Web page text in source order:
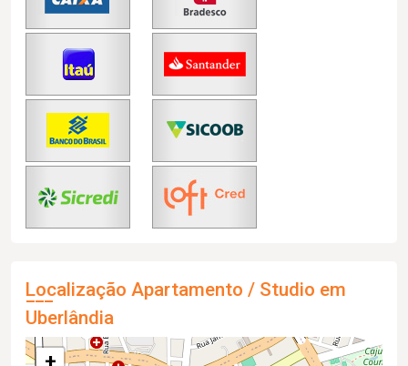
Localização Apartamento / Studio em
Uberlândia
+